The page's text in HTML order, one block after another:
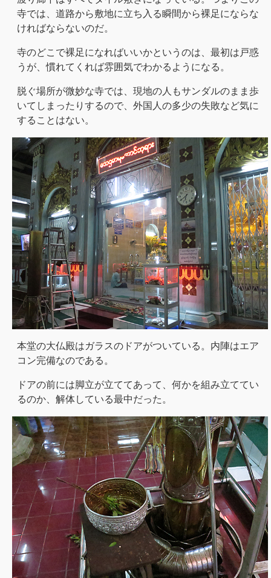
寺では、道路から敷地に立ち入る瞬間から裸足にならな
ければならないのだ。
寺のどこで裸足になればいいかというのは、最初は戸惑
うが、慣れてくれば雰囲気でわかるようになる。
脱ぐ場所が微妙な寺では、現地の人もサンダルのまま歩
いてしまったりするので、外国人の多少の失敗など気に
することはない。
本堂の大仏殿はガラスのドアがついている。内陣はエア
コン完備なのである。
ドアの前には脚立が立ててあって、何かを組み立ててい
るのか、解体している最中だった。